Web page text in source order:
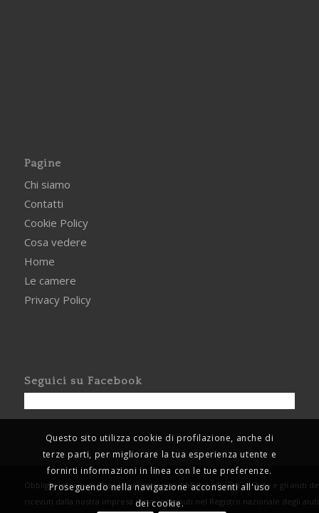
Pagine
Chi siamo
Contatti
Cookie Policy
Cosa vedere
Home
Le camere
Privacy Policy
Seguici su Facebook
Obblighi informativi per le erogazioni pubbliche: gli aiuti di Stato e gli aiuti
ricevuti dalla nostra impresa sono contenuti nel Registro nazionale degli
Questo sito utilizza cookie di profilazione, anche di
terze parti, per migliorare la tua esperienza utente e
fornirti informazioni in linea con le tue preferenze.
Proseguendo nella navigazione acconsenti all'uso
dei cookie.